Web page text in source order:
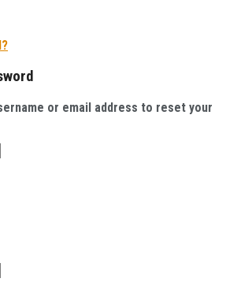
or email address to reset your